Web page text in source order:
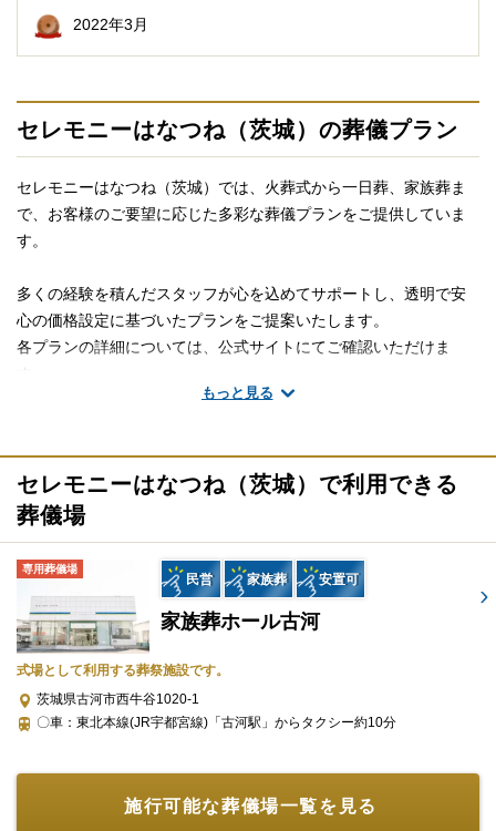
非日常的な葬儀のこと。初めての方はもちろん、経験のある方で
もわからないことが多いものです。少しでも不安や心配事があれ
りイメージが浮かんで理解が進めば必要・不要の判断もつきやす
くなります。
追加料金の心配がない総額費用を提示します
人数・式場・火葬場などの各種条件やご要望、ご事情にあわせ
ご確認いただき、それぞれの内訳をご説明します。その上で葬儀
費用の総額にご納得いただいてから施行いたしますのでご安心く
ださい。
2022年3月
もっと見る
セレモニーはなつね（茨城）の葬儀プラン
セレモニーはなつね（茨城）では、火葬式から一日葬、家族葬ま
で、お客様のご要望に応じた多彩な葬儀プランをご提供していま
す。
多くの経験を積んだスタッフが心を込めてサポートし、透明で安
心の価格設定に基づいたプランをご提案いたします。
各プランの詳細については、公式サイトにてご確認いただけま
す。
点で、一般公開されている情報を参照し編集したものです。
火葬式・直葬プラン（99,000円〜）（税込）
プランに含まれるもの
お棺
骨壺
ドライアイス（1日分）
※セットプランに含まれない内容、飲食接待費（料理、飲物、返
セレモニーはなつね（茨城）で利用できる
葬儀場
専用葬儀場
民営 家族葬 安置可
家族葬ホール古河
式場として利用する葬祭施設です。
茨城県古河市西牛谷1020-1
〇車：東北本線(JR宇都宮線)「古河駅」からタクシー約10分
施行可能な葬儀場一覧を見る